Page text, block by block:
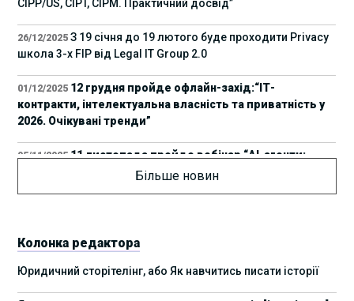
CIPP/US, CIPT, CIPM. Практичний досвід”
26/12/2025 З 19 січня до 19 лютого буде проходити Privacy
школа 3-х FIP від Legal IT Group 2.0
01/12/2025 12 грудня пройде офлайн-захід:“ІТ-
контракти, інтелектуальна власність та приватність у
2026. Очікувані тренди”
05/11/2025 11 листопада пройде вебінар “AI-агенти:
прайвесі, IP та комплаєнс ризики”
17 листопада стартує Школа юридичної
підтримки ШІ-проєктів від Legal IT Group
Більше новин
Колонка редактора
Юридичний сторітелінг, або Як навчитись писати історії